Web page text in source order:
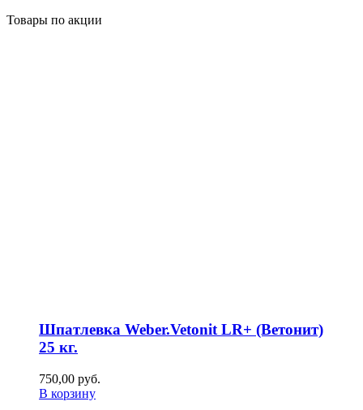
Товары по акции
Шпатлевка Weber.Vetonit LR+ (Ветонит)
25 кг.
750,00 руб.
В корзину